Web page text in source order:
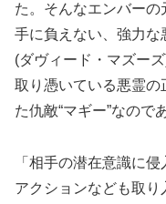
た。そんなエンバー
手に負えない、強力
(ダヴィード・マズー
取り憑いている悪霊の
た仇敵“マギー”なので
「相手の潜在意識に
アクションなども取